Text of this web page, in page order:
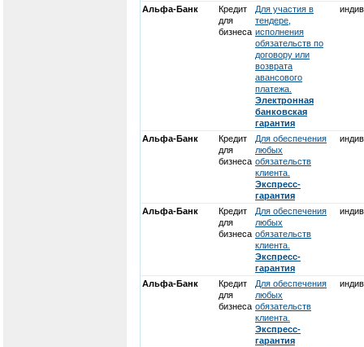
Альфа-Банк
Кредит
для
бизнеса
Для участия в
тендере,
исполнения
обязательств по
договору или
возврата
авансового
платежа.
Электронная
банковская
гарантия
Альфа-Банк
Кредит
для
бизнеса
Для обеспечения
любых
обязательств
клиента.
Экспресс-
гарантия
Альфа-Банк
Кредит
для
бизнеса
Для обеспечения
любых
обязательств
клиента.
Экспресс-
гарантия
Альфа-Банк
Кредит
для
бизнеса
Для обеспечения
любых
обязательств
клиента.
Экспресс-
гарантия